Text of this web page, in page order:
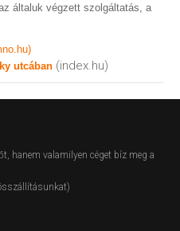
általuk végzett szolgáltatás, a
utcában (index.hu)
hanem valamilyen céget bíz meg a